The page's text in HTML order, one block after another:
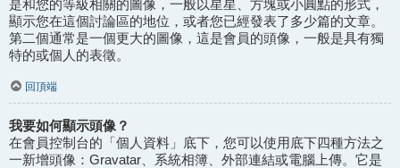
是和您的等級相關的圖像，一般以星星、方塊或小圓點的形式，
顯示您在這個討論區的地位，或者您已經發表了多少篇的文章。
第二個通常是一個更大的圖像，這是會員的頭像，一般是具有獨
特的或個人的表徵。
回頂端
我要如何顯示頭像？
在會員控制台的「個人資料」底下，您可以使用底下四種方法之
一新增頭像：Gravatar、系統相簿、外部連結或電腦上傳。它是